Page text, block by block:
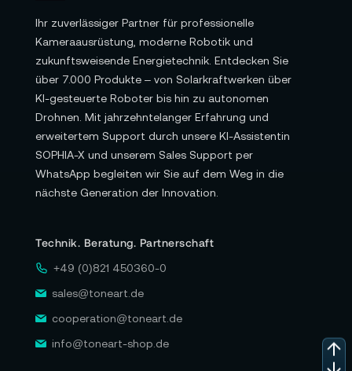
Ihr zuverlässiger Partner für professionelle
Kameraausrüstung, moderne Robotik und
zukunftsweisende Energietechnik. Entdecken Sie
über 7.000 Produkte – von Solarkraftwerken über
KI-gesteuerte Roboter bis hin zu autonomen
Drohnen. Mit jahrzehntelanger Erfahrung und
erweitertem Support durch unsere KI-Assistentin
SOPHIA-X und unserem Sales Support per
WhatsApp begleiten wir Sie auf dem Weg in die
nächste Generation der Innovation.
Technik. Beratung. Partnerschaft
+49 (0)821 450360-0
sales@toneart.de
cooperation@toneart.de
info@toneart-shop.de